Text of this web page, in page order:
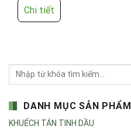
Chi tiết
DANH MỤC SẢN PHẨM
KHUẾCH TÁN TINH DẦU